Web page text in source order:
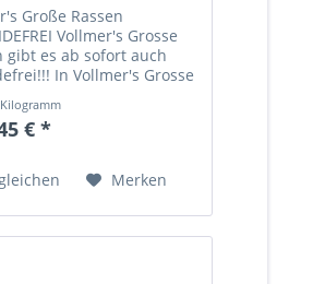
Große Rassen
Vollmer's Grosse
gibt es ab sofort auch
In Vollmer's Grosse
und viel Gemüse
von Getreide.In
€ *
Merken